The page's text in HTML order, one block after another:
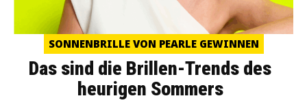
SONNENBRILLE VON PEARLE GEWINNEN
Das sind die Brillen-Trends des
heurigen Sommers